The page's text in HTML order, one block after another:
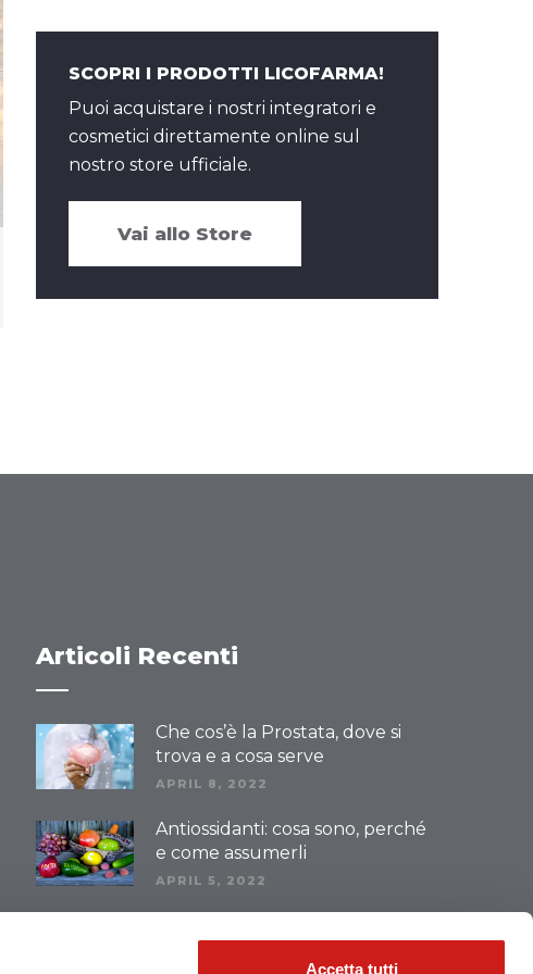
Accetta tutti
SCOPRI I PRODOTTI LICOFARMA!
Puoi acquistare i nostri integratori e
cosmetici direttamente online sul
nostro store ufficiale.
Vai allo Store
Articoli Recenti
Che cos’è la Prostata, dove si
trova e a cosa serve
APRIL 8, 2022
Antiossidanti: cosa sono, perché
e come assumerli
APRIL 5, 2022